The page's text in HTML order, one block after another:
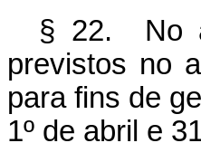
§ 22. No
previstos no
para fins de
1º de abril e